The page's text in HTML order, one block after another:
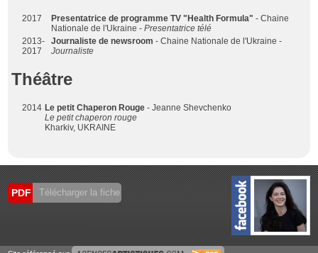
2017 Presentatrice de programme TV "Health Formula" - Chaine
Nationale de l'Ukraine -Presentatrice télé
2013-
2017
Journaliste de newsroom - Chaine Nationale de l'Ukraine -
Journaliste
Théâtre
2014 Le petit Chaperon Rouge - Jeanne Shevchenko
Le petit chaperon rouge
Kharkiv, UKRAINE
PDF Télécharger la fiche